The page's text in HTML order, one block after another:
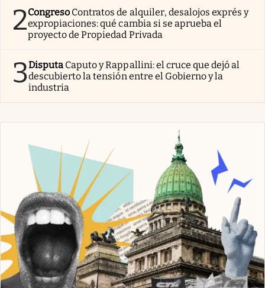
2Congreso Contratos de alquiler, desalojos exprés y
expropiaciones: qué cambia si se aprueba el
proyecto de Propiedad Privada
3Disputa Caputo y Rappallini: el cruce que dejó al
descubierto la tensión entre el Gobierno y la
industria